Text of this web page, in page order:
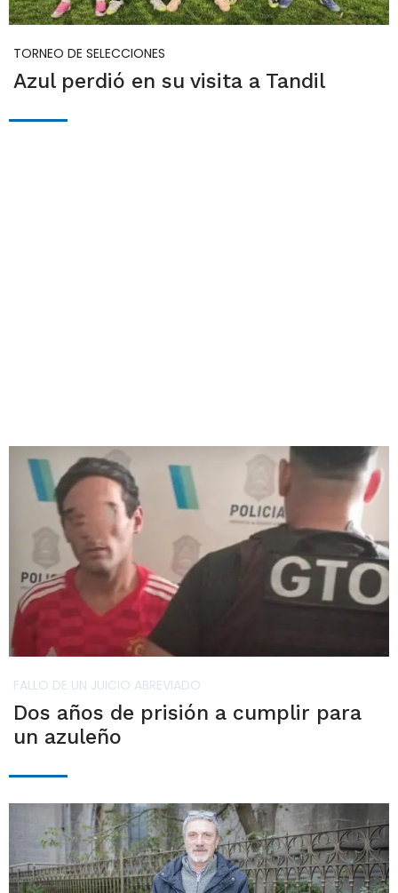
TORNEO DE SELECCIONES
Azul perdió en su visita a Tandil
FALLO DE UN JUICIO ABREVIADO
Dos años de prisión a cumplir para
un azuleño